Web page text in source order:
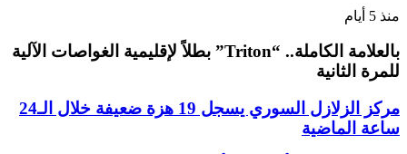
منذ 5 أيام
بالعلامة الكاملة.. “Triton” بطلاً لإقليمية الغواصات الآلية
للمرة الثانية
مركز الزلازل السوري يسجل 19 هزة ضعيفة خلال الـ24
ساعة الماضية